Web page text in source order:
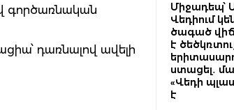
գործառնական
դառնալով ավելի
Միջադեպ՝
Վեդիում
ծագած
է
ստացել․
«Վեդի
է